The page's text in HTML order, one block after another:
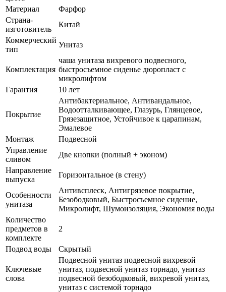
Материал
Фарфор
Страна-
изготовитель
Китай
Коммерческий
тип
Унитаз
Комплектация
чаша унитаза вихревого подвесного,
быстросъемное сиденье дюропласт с
микролифтом
Гарантия
10 лет
Покрытие
Антибактериальное, Антивандальное,
Водоотталкивающее, Глазурь, Глянцевое,
Грязезащитное, Устойчивое к царапинам,
Эмалевое
Монтаж
Подвесной
Управление
сливом
Две кнопки (полный + эконом)
Направление
выпуска
Горизонтальное (в стену)
Особенности
унитаза
Антивсплеск, Антигрязевое покрытие,
Безободковый, Быстросъемное сидение,
Микролифт, Шумоизоляция, Экономия воды
Количество
предметов в
комплекте
2
Подвод воды Скрытый
Ключевые
слова
Подвесной унитаз подвесной вихревой
унитаз, подвесной унитаз торнадо, унитаз
подвесной безободковый, вихревой унитаз,
унитаз с системой торнадо